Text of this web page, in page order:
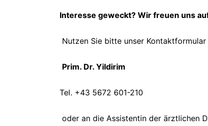
Interesse geweckt? Wir freuen uns
Nutzen Sie bitte unser
Prim. Dr. Yildirim
Tel. +43 5672 601-210
oder an die Assistentin der ärztlichen